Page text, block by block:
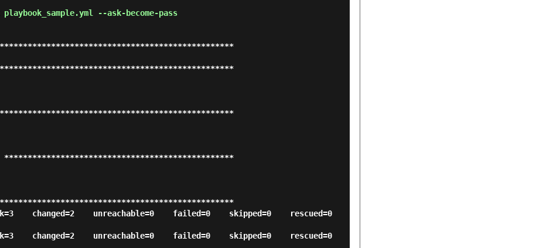
--ask-become-pass
*************************************************
changed=2    unreachable=0    failed=0    skipped=0    rescued=0
changed=2    unreachable=0    failed=0    skipped=0    rescued=0